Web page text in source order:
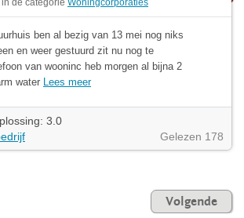
ben al bezig van 13 mei nog niks
en weer gestuurd zit nu nog te
van wooninc heb morgen al bijna 2
water Lees meer
3.0
Gelezen 178
Volgende